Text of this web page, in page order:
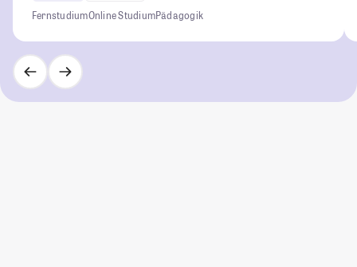
FernstudiumOnline StudiumPädagogik